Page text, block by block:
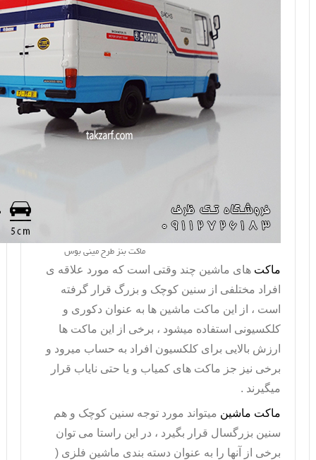
ماکت بنز طرح مینی بوس
ماکت های ماشین چند وقتی است که مورد علاقه ی
افراد مختلفی از سنین کوچک و بزرگ قرار گرفته
است ، از این ماکت ماشین ها به عنوان دکوری و
کلکسیونی استفاده میشود ، برخی از این ماکت ها
ارزش بالایی برای کلکسیون افراد به حساب میرود و
برخی نیز جز ماکت های کمیاب و یا حتی نایاب قرار
میگیرند .
ماکت ماشین میتواند مورد توجه سنین کوچک و هم
سنین بزرگسال قرار بگیرد ، در این راستا می توان
برخی از آنها را به عنوان دسته بندی ماشین فلزی (